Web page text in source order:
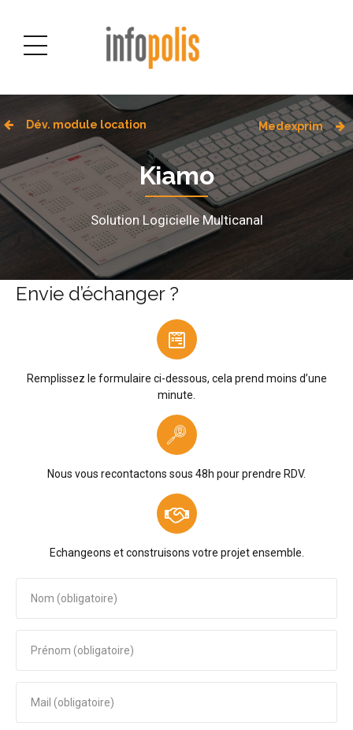
Dév. module location Medexprim
Kiamo
Solution Logicielle Multicanal
Envie d’échanger ?
Remplissez le formulaire ci-dessous, cela prend moins d’une
minute.
Nous vous recontactons sous 48h pour prendre RDV.
Echangeons et construisons votre projet ensemble.